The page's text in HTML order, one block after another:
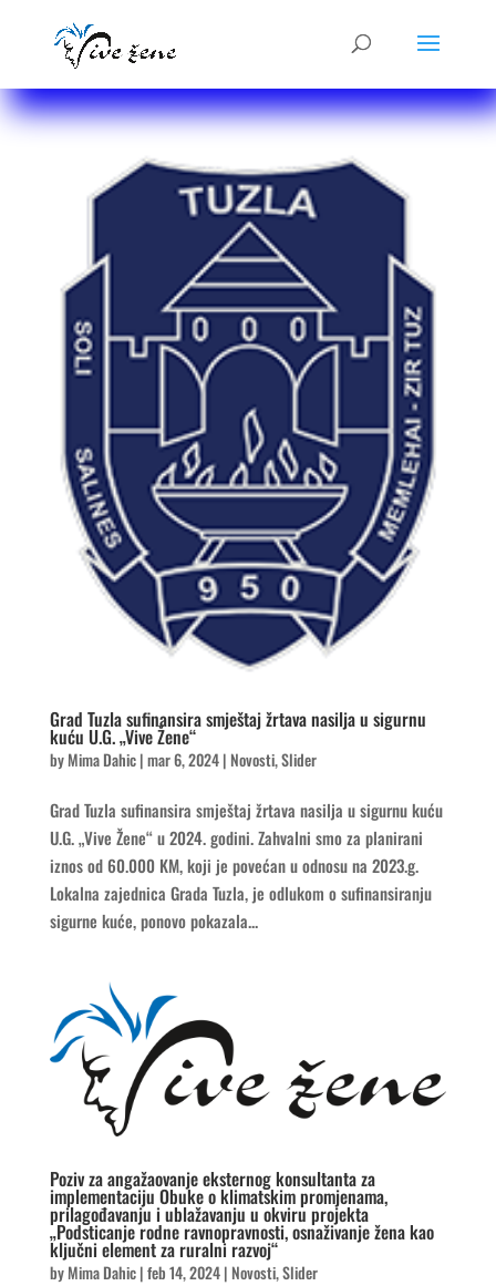
Grad Tuzla sufinansira smještaj žrtava nasilja u sigurnu
kuću U.G. „Vive Žene“
byMima Dahic|mar 6, 2024| Novosti,Slider
Grad Tuzla sufinansira smještaj žrtava nasilja u sigurnu kuću
U.G. „Vive Žene“ u 2024. godini. Zahvalni smo za planirani
iznos od 60.000 KM, koji je povećan u odnosu na 2023.g.
Lokalna zajednica Grada Tuzla, je odlukom o sufinansiranju
sigurne kuće, ponovo pokazala...
Poziv za angažaovanje eksternog konsultanta za
implementaciju Obuke o klimatskim promjenama,
prilagođavanju i ublažavanju u okviru projekta
„Podsticanje rodne ravnopravnosti, osnaživanje žena kao
ključni element za ruralni razvoj“
byMima Dahic|feb 14, 2024| Novosti,Slider